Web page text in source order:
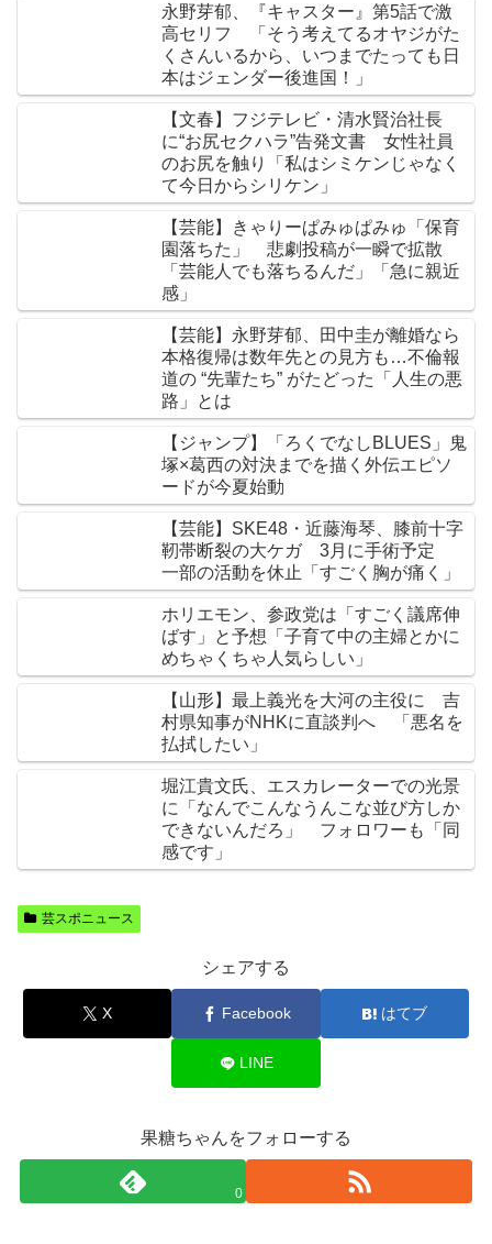
永野芽郁、『キャスター』第5話で激
高セリフ 「そう考えてるオヤジがた
くさんいるから、いつまでたっても日
本はジェンダー後進国！」
【文春】フジテレビ・清水賢治社長
に“お尻セクハラ”告発文書 女性社員
のお尻を触り「私はシミケンじゃなく
て今日からシリケン」
【芸能】きゃりーぱみゅぱみゅ「保育
園落ちた」 悲劇投稿が一瞬で拡散
「芸能人でも落ちるんだ」「急に親近
感」
【芸能】永野芽郁、田中圭が離婚なら
本格復帰は数年先との見方も…不倫報
道の “先輩たち” がたどった「人生の悪
路」とは
【ジャンプ】「ろくでなしBLUES」鬼
塚×葛西の対決までを描く外伝エピソ
ードが今夏始動
【芸能】SKE48・近藤海琴、膝前十字
靭帯断裂の大ケガ 3月に手術予定
一部の活動を休止「すごく胸が痛く」
ホリエモン、参政党は「すごく議席伸
ばす」と予想「子育て中の主婦とかに
めちゃくちゃ人気らしい」
【山形】最上義光を大河の主役に 吉
村県知事がNHKに直談判へ 「悪名を
払拭したい」
堀江貴文氏、エスカレーターでの光景
に「なんでこんなうんこな並び方しか
できないんだろ」 フォロワーも「同
感です」
芸スポニュース
シェアする
X Facebook はてブ
LINE
果糖ちゃんをフォローする
0